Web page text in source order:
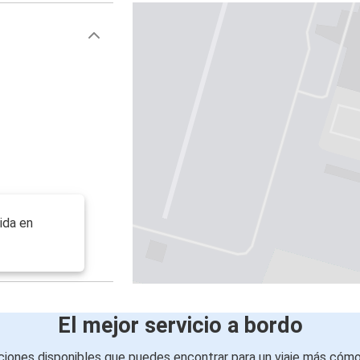
en
El mejor servicio a bordo